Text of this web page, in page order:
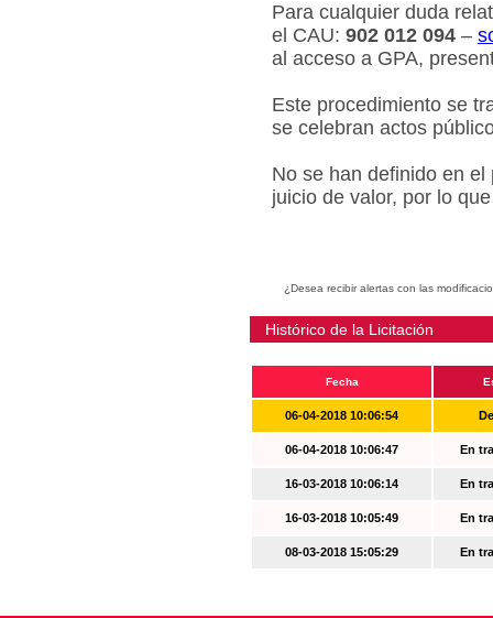
Para cualquier duda
el CAU: 902 012 094 –
al acceso a GPA,
Este procedimiento se
se celebran actos
No se han definido en
juicio de valor, por lo
¿Desea recibir alertas con las
Histórico de la Licitación
Fecha
06-04-2018 10:06:54
06-04-2018 10:06:47 En
16-03-2018 10:06:14 En
16-03-2018 10:05:49 En
08-03-2018 15:05:29 En